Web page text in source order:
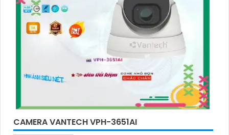
CAMERA VANTECH VPH-3651AI